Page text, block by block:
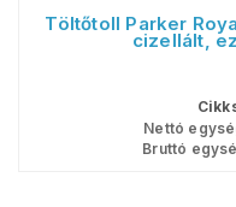
Töltőtoll Parker
cizellált,
Nettó
Bruttó